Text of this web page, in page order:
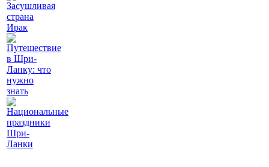
Засушливая
страна
Ирак
Путешествие
в Шри-
Ланку: что
нужно
знать
Национальные
праздники
Шри-
Ланки